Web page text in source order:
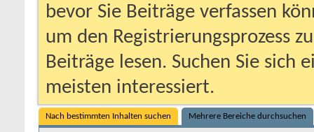
bevor Sie Beiträge verfassen
um den Registrierungsprozess
Beiträge lesen. Suchen Sie sich
meisten interessiert.
Nach bestimmten Inhalten suchen Mehrere Bereiche durchsuchen